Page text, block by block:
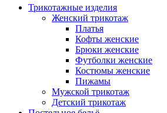
Трикотажные изделия
Женский трикотаж
Платья
Кофты женские
Брюки женские
Футболки женские
Костюмы женские
Пижамы
Мужской трикотаж
Детский трикотаж